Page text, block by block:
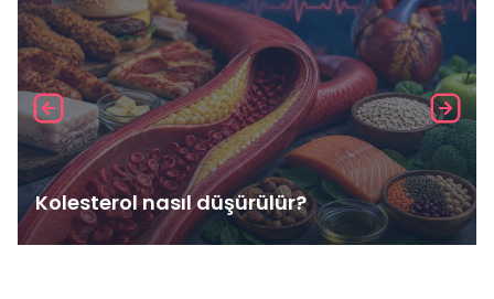
Kolesterol nasıl düşürülür?